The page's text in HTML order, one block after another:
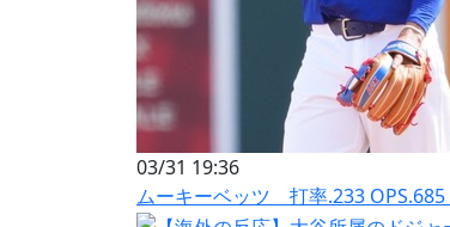
03/31 19:36
ムーキーベッツ 打率.233